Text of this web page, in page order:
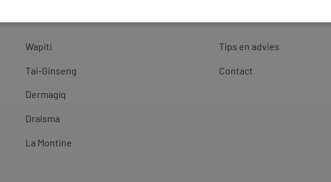
Wapiti
Tai-Ginseng
Dermagíq
Draisma
La Montine
Tips en advies
Contact